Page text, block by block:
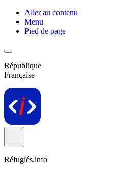
Aller au contenu
Menu
Pied de page
République
Française
Réfugiés.info